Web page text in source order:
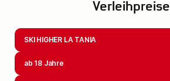
Verleihpreise
SKI HIGHER LA TANIA
ab 18 Jahre